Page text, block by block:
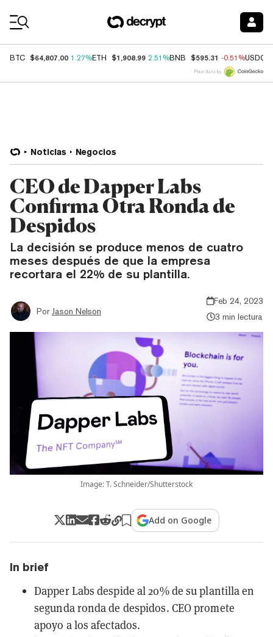
BTC $64,807.00 1.27%ETH $1,908.99 2.51%BNB $595.31 -0.51%USDC
Price data by
Noticias Negocios
CEO de Dapper Labs
Confirma Otra Ronda de
Despidos
La decisión se produce menos de cuatro
meses después de que la empresa
recortara el 22% de su plantilla.
Por Jason Nelson
Feb 24, 2023
3 min lectura
Image: T. Schneider/Shutterstock
Add on Google
In brief
Dapper Labs despide al 20% de su plantilla en
segunda ronda de despidos. CEO promete
apoyo a los afectados.